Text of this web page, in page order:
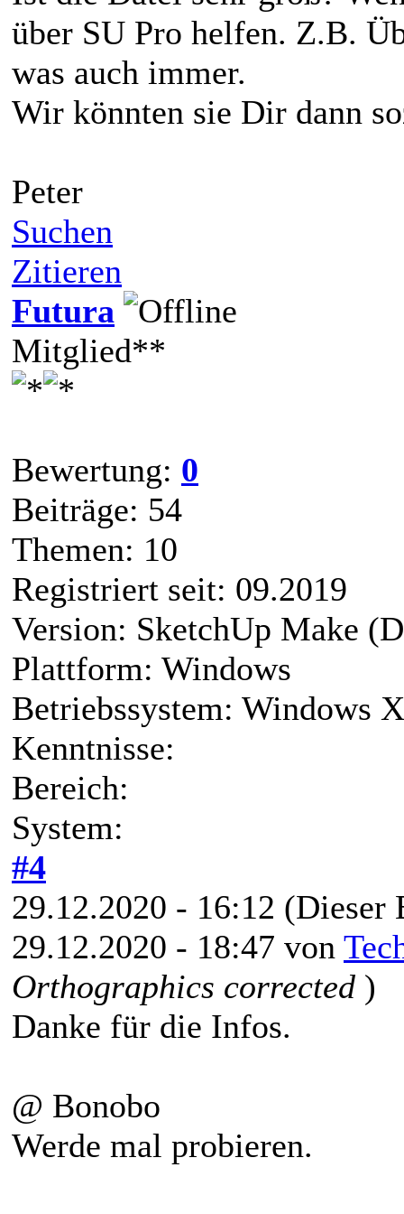
über SU Pro helfen. Z.B.
was auch immer.
Wir könnten sie Dir dann
Peter
Suchen
Zitieren
Futura
Mitglied**
Bewertung: 0
Beiträge: 54
Themen: 10
Registriert seit: 09.2019
Version: SketchUp Make
Plattform: Windows
Betriebssystem: Windows
Kenntnisse:
Bereich:
System:
#4
29.12.2020 - 16:12 (Dieser
29.12.2020 - 18:47 von
Orthographics corrected )
Danke für die Infos.
@ Bonobo
Werde mal probieren.